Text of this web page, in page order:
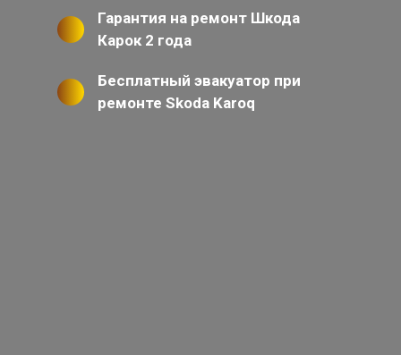
Гарантия на ремонт Шкода
Карок 2 года
Бесплатный эвакуатор при
ремонте Skoda Karoq